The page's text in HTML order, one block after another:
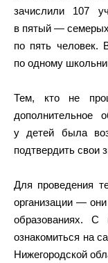
зачислили 107
в пятый —
по пять человек.
по одному
Тем, кто не
дополнительное
у детей была
подтвердить свои
Для проведения
организации —
образованиях. С
ознакомиться на
Нижегородской